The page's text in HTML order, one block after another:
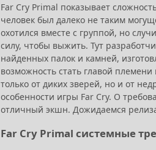
Far Cry Primal показывает
человек был далеко не таким
охотился вместе с группой, но
силу, чтобы выжить. Тут
найденных палок и камней,
возможность стать главой
только от диких зверей, но и от
особенности игры Far Cry. О
отличный экшн. Дожидаемся
Far Cry Primal системные